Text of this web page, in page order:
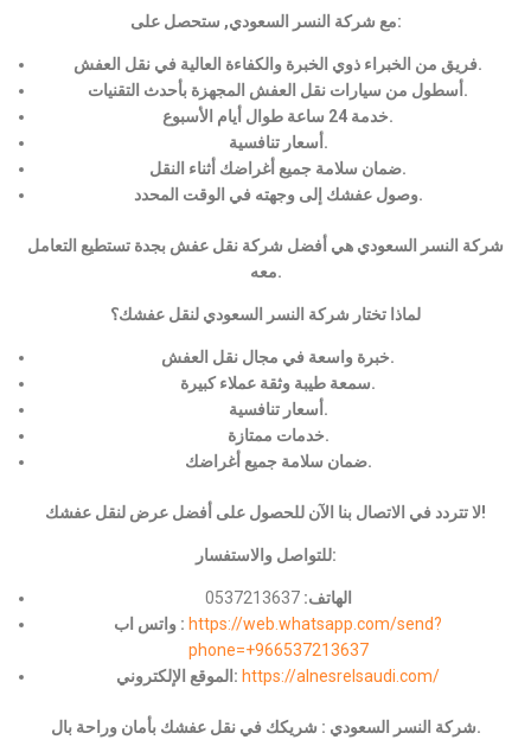
مع شركة النسر السعودي, ستحصل على:
فريق من الخبراء ذوي الخبرة والكفاءة العالية في نقل العفش.
أسطول من سيارات نقل العفش المجهزة بأحدث التقنيات.
خدمة 24 ساعة طوال أيام الأسبوع.
أسعار تنافسية.
ضمان سلامة جميع أغراضك أثناء النقل.
وصول عفشك إلى وجهته في الوقت المحدد.
شركة النسر السعودي هي أفضل شركة نقل عفش بجدة تستطيع التعامل
معه.
لماذا تختار شركة النسر السعودي لنقل عفشك؟
خبرة واسعة في مجال نقل العفش.
سمعة طيبة وثقة عملاء كبيرة.
أسعار تنافسية.
خدمات ممتازة.
ضمان سلامة جميع أغراضك.
لا تتردد في الاتصال بنا الآن للحصول على أفضل عرض لنقل عفشك!
للتواصل والاستفسار:
الهاتف: 0537213637
واتس اب : https://web.whatsapp.com/send?
phone=+966537213637
الموقع الإلكتروني: https://alnesrelsaudi.com/
شركة النسر السعودي : شريكك في نقل عفشك بأمان وراحة بال.